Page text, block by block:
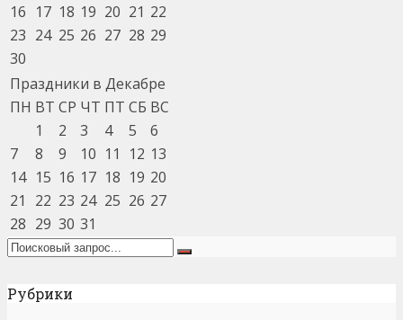
16 17 18 19 20 21 22
23 24 25 26 27 28 29
30
Праздники в Декабре
ПН ВТ СР ЧТ ПТ СБ ВС
1
2 3 4 5
6
7
8 9 10 11 12 13
14 15 16 17 18 19 20
21
22 23 24 25 26 27
28 29 30 31
Рубрики